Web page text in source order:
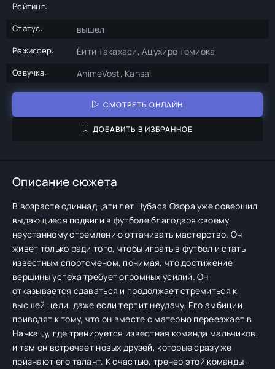
Рейтинг:
Статус:
вышел
Режиссер: Ёити Такахаси, Ацухиро Томиока
Озвучка: AnimeVost, Kansai
СМОТРЕТЬ ОНЛАЙН
ДОБАВИТЬ В ИЗБРАННОЕ
Описание сюжета
В возрасте одиннадцати лет Цубаса Озора уже совершил
выдающиеся подвиги в футболе благодаря своему
неустанному стремлению оттачивать мастерство. Он
живет только ради того, чтобы играть в футбол и стать
известным спортсменом, понимая, что достижение
вершины успеха требует огромных усилий. Он
отказывается сдаваться и продолжает стремиться к
высшей цели, даже если терпит неудачу. Его амбиции
приводят к тому, что он вместе с матерью переезжает в
Нанкацу, где тренируется известная команда мальчиков,
и там он встречает новых друзей, которые сразу же
признают его талант. К счастью, тренер этой команды -